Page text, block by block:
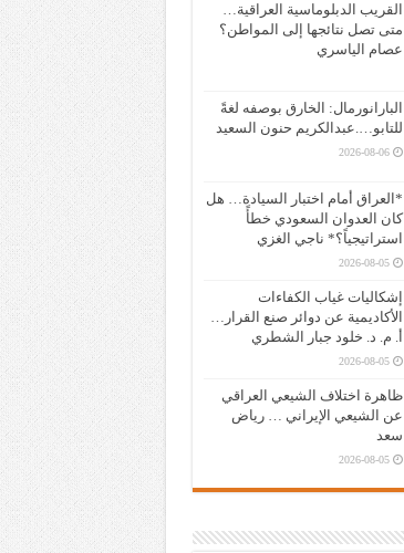
القريب الدبلوماسية العراقية…
متى تصل نتائجها إلى المواطن؟
عصام الياسري
البارانورمال: الخارق بوصفه لغةً
للتابو….عبدالكريم حنون السعيد
2026-08-06
*العراق أمام اختبار السيادة… هل
كان العدوان السعودي خطأً
استراتيجياً؟* ناجي الغزي
2026-08-05
إشكاليات غياب الكفاءات
الأكاديمية عن دوائر صنع القرار…
أ. م. د. خلود جبار الشطري
2026-08-05
ظاهرة اختلاف الشيعي العراقي
عن الشيعي الإيراني … رياض
سعد
2026-08-05